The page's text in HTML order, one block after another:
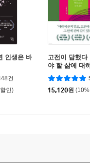
인생은 바
건
인)
고전이 답했다
야 할 삶에 대
15,120원